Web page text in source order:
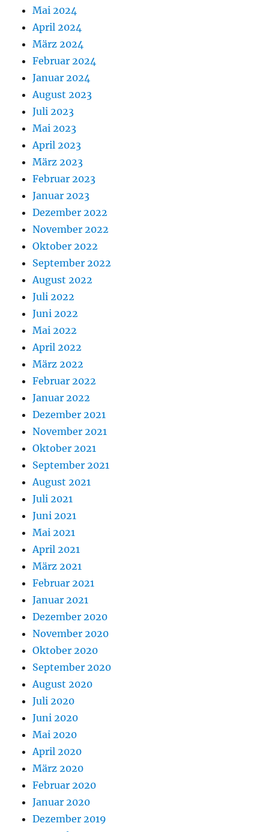
Mai 2024
April 2024
März 2024
Februar 2024
Januar 2024
August 2023
Juli 2023
Mai 2023
April 2023
März 2023
Februar 2023
Januar 2023
Dezember 2022
November 2022
Oktober 2022
September 2022
August 2022
Juli 2022
Juni 2022
Mai 2022
April 2022
März 2022
Februar 2022
Januar 2022
Dezember 2021
November 2021
Oktober 2021
September 2021
August 2021
Juli 2021
Juni 2021
Mai 2021
April 2021
März 2021
Februar 2021
Januar 2021
Dezember 2020
November 2020
Oktober 2020
September 2020
August 2020
Juli 2020
Juni 2020
Mai 2020
April 2020
März 2020
Februar 2020
Januar 2020
Dezember 2019